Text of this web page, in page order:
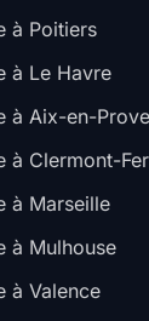
à Poitiers
à Le Havre
à Aix-en-
à Clermont-
à Marseille
à Mulhouse
à Valence